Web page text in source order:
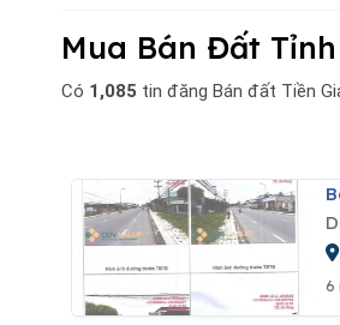
Mua Bán Đất
Có 1,085 tin đăng Bán đất Tiền
6